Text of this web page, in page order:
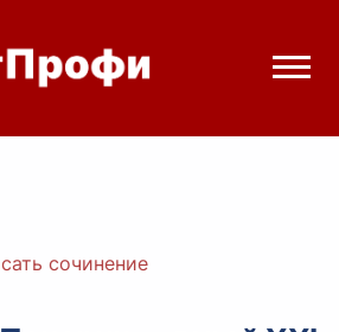
сочинение